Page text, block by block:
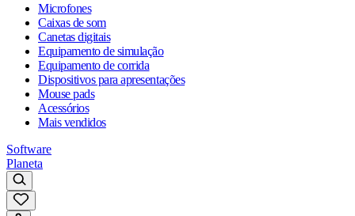
Microfones
Caixas de som
Canetas digitais
Equipamento de simulação
Equipamento de corrida
Dispositivos para apresentações
Mouse pads
Acessórios
Mais vendidos
Software
Planeta